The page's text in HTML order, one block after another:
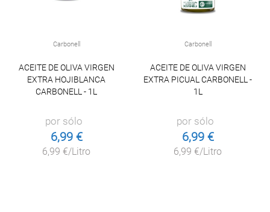
Carbonell
ACEITE DE OLIVA VIRGEN
EXTRA HOJIBLANCA
CARBONELL - 1L
por sólo
6,99 €
6,99 €/Litro
Carbonell
ACEITE DE OLIVA VIRGEN
EXTRA PICUAL CARBONELL -
1L
por sólo
6,99 €
6,99 €/Litro